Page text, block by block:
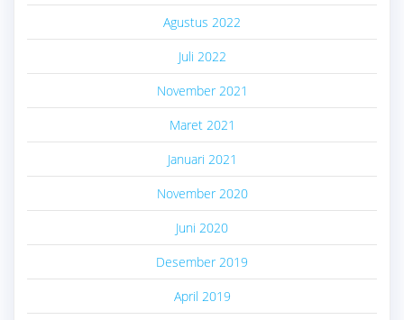
Agustus 2022
Juli 2022
November 2021
Maret 2021
Januari 2021
November 2020
Juni 2020
Desember 2019
April 2019